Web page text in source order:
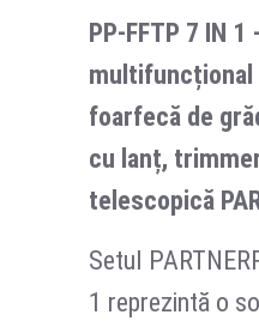
PP-FFTP 7 IN 1
multifuncțional
foarfecă de
cu lanț,
telescopică
Setul
1 reprezintă o